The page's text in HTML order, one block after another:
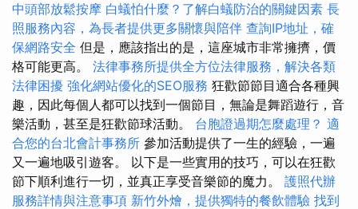
中頭部放鬆按摩 白蟻怕什麼？了解白蟻防治的關鍵因素 長
照服務內容，為長者提供更多關懷與陪伴 查詢IP地址，確
保網路安全 但是，應該指出的是，這座城市非常擁擠，價
格可能更高。 法律事務所提供全方位法律服務，解決各類
法律困擾 強化網站優化的SEO服務 狂歡節節目適合各種興
趣，因此每個人都可以找到一個節目，無論是舞蹈遊行，音
樂活動，甚至是狂歡節球活動。 台胞證過期怎麼處理？ 適
合您的台北會計事務所 參加活動提供了一生的經驗，一遍
又一遍地吸引遊客。 以下是一些實用的技巧，可以在狂歡
節下順利進行一切，並真正享受音樂節的魔力。 護照代辦
服務詳情與注意事項 新竹外燴，提供獨特的餐飲體驗 找到